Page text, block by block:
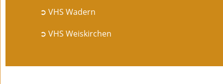
➲ VHS Wadern
➲ VHS Weiskirchen